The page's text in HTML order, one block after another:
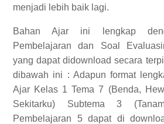
menjadi lebih baik lagi.
Bahan Ajar ini lengkap
Pembelajaran dan Soal
yang dapat didownload secara
dibawah ini : Adapun format
Ajar Kelas 1 Tema 7 (Benda,
Sekitarku) Subtema 3
Pembelajaran 5dapat di